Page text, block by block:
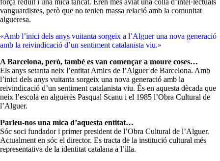
força reduït i una mica tancat. Eren més aviat una colla d’intel·lectuals
vanguardistes, però que no tenien massa relació amb la comunitat
algueresa.
«Amb l’inici dels anys vuitanta sorgeix a l’Alguer una nova generació
amb la reivindicació d’un sentiment catalanista viu.»
A Barcelona, però, també es van començar a moure coses…
Els anys setanta neix l’entitat Amics de l’Alguer de Barcelona. Amb
l’inici dels anys vuitanta sorgeix una nova generació amb la
reivindicació d’un sentiment catalanista viu. És en aquesta dècada que
neix l’escola en alguerès Pasqual Scanu i el 1985 l’Obra Cultural de
l’Alguer.
Parleu-nos una mica d’aquesta entitat…
Sóc soci fundador i primer president de l’Obra Cultural de l’Alguer.
Actualment en sóc el director. Es tracta de la institució cultural més
representativa de la identitat catalana a l’illa.